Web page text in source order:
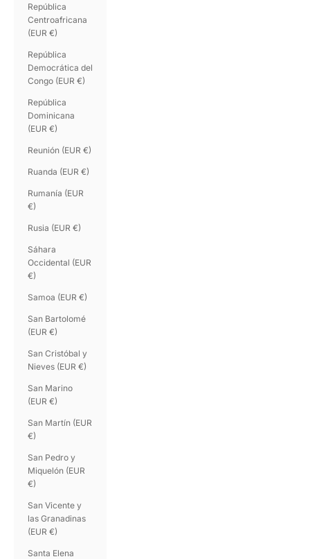
República
Centroafricana
(EUR €)
República
Democrática del
Congo (EUR €)
República
Dominicana
(EUR €)
Reunión (EUR €)
Ruanda (EUR €)
Rumanía (EUR
€)
Rusia (EUR €)
Sáhara
Occidental (EUR
€)
Samoa (EUR €)
San Bartolomé
(EUR €)
San Cristóbal y
Nieves (EUR €)
San Marino
(EUR €)
San Martín (EUR
€)
San Pedro y
Miquelón (EUR
€)
San Vicente y
las Granadinas
(EUR €)
Santa Elena